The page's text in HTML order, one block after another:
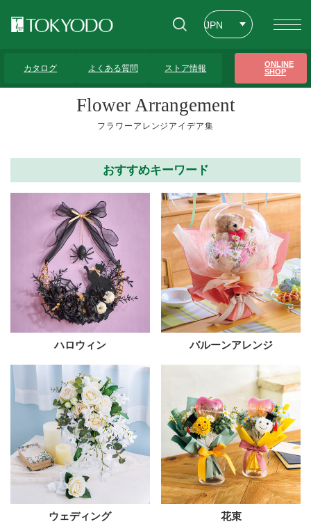
JPN
カタログ よくある質問 ストア情報
ONLINE
SHOP
Flower Arrangement
フラワーアレンジアイデア集
おすすめキーワード
ハロウィン バルーンアレンジ
ウェディング 花束